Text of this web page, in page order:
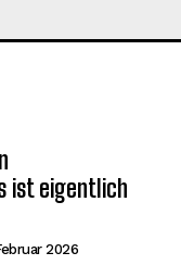
ist eigentlich
2026